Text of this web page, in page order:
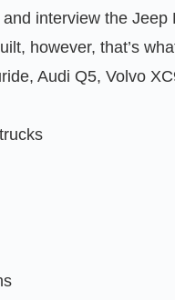
interview the
however, that’s
Audi Q5, Volvo